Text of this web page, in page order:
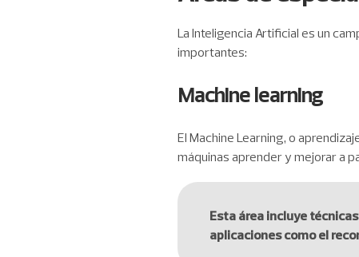
La Inteligencia Artificial es un
importantes:
Machine learning
El Machine Learning, o
máquinas aprender y mejorar a
Esta área incluye
aplicaciones como el